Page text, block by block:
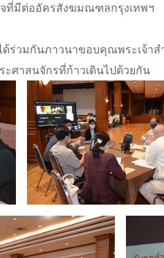
ที่มีต่ออัครสังฆมณฑลกรุงเทพฯ
ด้ร่วมกันภาวนาขอบคุณพระเจ้า
ศาสนจักรที่ก้าวเดินไปด้วยกัน